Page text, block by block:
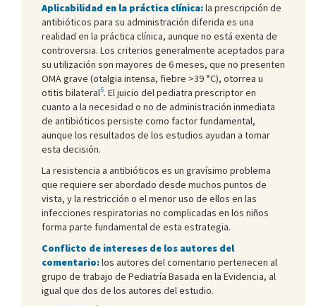
Aplicabilidad en la práctica clínica:la prescripción de
antibióticos para su administración diferida es una
realidad en la práctica clínica, aunque no está exenta de
controversia. Los criterios generalmente aceptados para
su utilización son mayores de 6 meses, que no presenten
OMA grave (otalgia intensa, fiebre >39 °C), otorrea u
otitis bilateral5. El juicio del pediatra prescriptor en
cuanto a la necesidad o no de administración inmediata
de antibióticos persiste como factor fundamental,
aunque los resultados de los estudios ayudan a tomar
esta decisión.
La resistencia a antibióticos es un gravísimo problema
que requiere ser abordado desde muchos puntos de
vista, y la restricción o el menor uso de ellos en las
infecciones respiratorias no complicadas en los niños
forma parte fundamental de esta estrategia.
Conflicto de intereses de los autores del
comentario:los autores del comentario pertenecen al
grupo de trabajo de Pediatría Basada en la Evidencia, al
igual que dos de los autores del estudio.